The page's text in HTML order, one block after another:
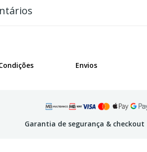
Envios
Garantia de segurança & checkout